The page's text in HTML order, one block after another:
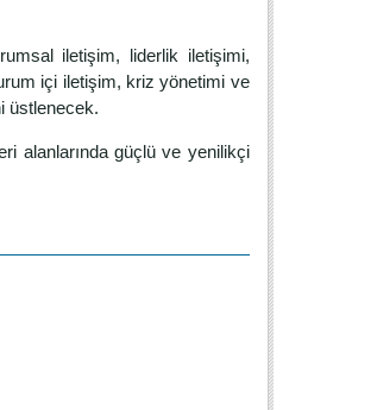
iletişim, liderlik iletişimi,
içi iletişim, kriz yönetimi ve
üstlenecek.
alanlarında güçlü ve yenilikçi